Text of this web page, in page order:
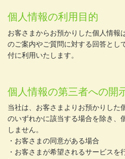
個人情報の利用目的
お客さまからお預かりした個人情報
のご案内やご質問に対する回答とし
付に利用いたします。
個人情報の第三者への開
当社は、お客さまよりお預かりした
のいずれかに該当する場合を除き、
しません。
・お客さまの同意がある場合
・お客さまが希望されるサービス